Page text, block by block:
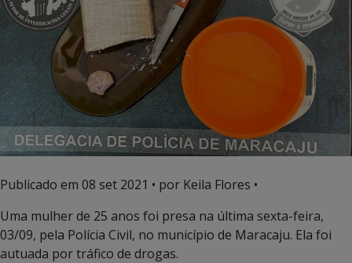
Publicado em 08 set 2021 • por Keila Flores •
Uma mulher de 25 anos foi presa na última sexta-feira,
03/09, pela Polícia Civil, no município de Maracaju. Ela foi
autuada por tráfico de drogas.